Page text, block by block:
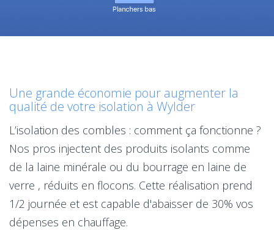
Une grande économie pour augmenter la
qualité de votre isolation à Wylder
L’isolation des combles : comment ça fonctionne ?
Nos pros injectent des produits isolants comme
de la laine minérale ou du bourrage en laine de
verre , réduits en flocons. Cette réalisation prend
1/2 journée et est capable d'abaisser de 30% vos
dépenses en chauffage.